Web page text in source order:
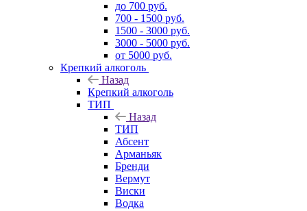
до 700 руб.
700 - 1500 руб.
1500 - 3000 руб.
3000 - 5000 руб.
от 5000 руб.
Крепкий алкоголь
Назад
Крепкий алкоголь
ТИП
Назад
ТИП
Абсент
Арманьяк
Бренди
Вермут
Виски
Водка